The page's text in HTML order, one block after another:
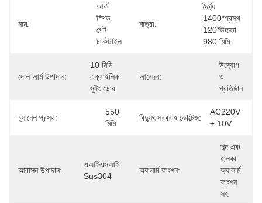
নাম:
আর্ক
স্পিড
গেট
টার্নস্টাইল
মাত্রা:
দৈর্ঘ্য
1400*প্রস্থ
120*উচ্চতা
980 মিমি
দোল আর্ম উপাদান:
10 মিমি
এক্রাইলিক
সুইং ডোর
আবেদন:
উদ্যোগ
ও
প্রতিষ্ঠান
চ্যানেল প্রস্থ:
550
মিমি
বিদ্যুৎ সরবরাহ ভোল্টেজ:
AC220V
± 10V
আবাসন উপাদান:
এআইএসআই
Sus304
অ্যালার্ম ফাংশন:
শব্দ এবং
হালকা
অ্যালার্ম
ফাংশন
সহ